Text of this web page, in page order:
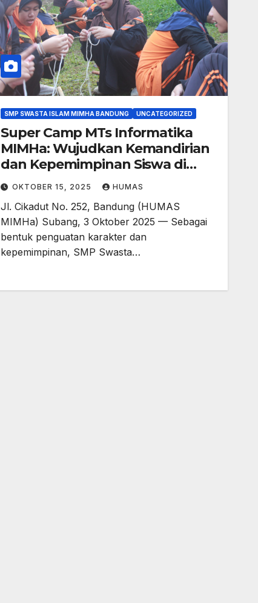
SMP SWASTA ISLAM MIMHA BANDUNG UNCATEGORIZED
Super Camp MTs Informatika
MIMHa: Wujudkan Kemandirian
dan Kepemimpinan Siswa di
Alam Terbuka
OKTOBER 15, 2025 HUMAS
Jl. Cikadut No. 252, Bandung (HUMAS
MIMHa) Subang, 3 Oktober 2025 — Sebagai
bentuk penguatan karakter dan
kepemimpinan, SMP Swasta…